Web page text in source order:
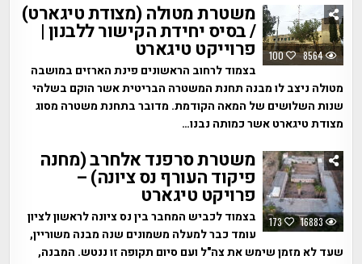
100 8564
משטרת מטולה (מצודת טיגארט)
/ בסיס יחידת הקישור ללבנון |
פרוייקט טיגארט
בצמוד לרחוב הראשונים פינת הארזים במושבה
מטולה ניצב לו מבנה תחנת המשטרה הבריטית אשר הוקם בשלהי
שנות השלושים של המאה הקודמת. מדובר בתחנת משטרה מסוג
מצודת טיגארט אשר כמותה נבנו…
173 16883
משטרת סרפנד אלחרב (מחנה
פיקוד העורף נס ציונה) –
פרויקט טיגארט
בצמוד לכביש המחבר בין נס ציונה לראשון לציון
עומד כבר למעלה משמונים שנה מבנה משוריין,
שעד לא מזמן שימש את צה"ל ועם סיום תקופה זו ננטש. המבנה,